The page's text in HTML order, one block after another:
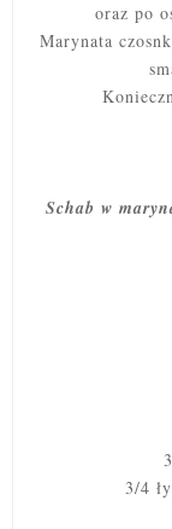
oraz po
Marynata
Schab w
3/4